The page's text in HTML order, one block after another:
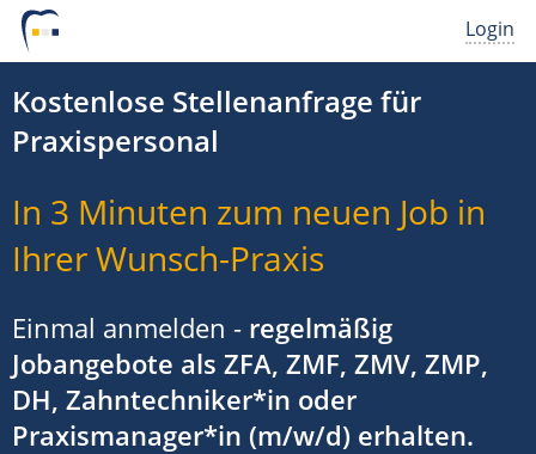
Login
Kostenlose Stellenanfrage für
Praxispersonal
In 3 Minuten zum neuen Job in
Ihrer Wunsch-Praxis
Einmal anmelden - regelmäßig
Jobangebote als ZFA, ZMF, ZMV, ZMP,
DH, Zahntechniker*in oder
Praxismanager*in (m/w/d) erhalten.